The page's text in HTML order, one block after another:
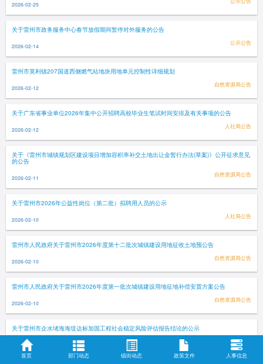
2026-02-25
关于雷州市政务服务中心春节放假期间暂停对外服务的公告
2026-02-14 公示公告
雷州市英利镇207国道西侧燃气站地块用地单元控制性详细规划
2026-02-12 自然资源局公告
关于广东省事业单位2026年集中公开招聘高校毕业生笔试时间安排及有关事项的公告
2026-02-12 人社局公告
关于《雷州市城镇规划区建设项目增加容积率补交土地出让金暂行办法(草案)》公开征求意见
的公告
2026-02-11 自然资源局公告
关于雷州市2026年公益性岗位（第二批）拟聘用人员的公示
2026-02-10 人社局公告
雷州市人民政府关于雷州市2026年度第十二批次城镇建设用地征收土地预公告
2026-02-10 自然资源局公告
雷州市人民政府关于雷州市2026年度第一批次城镇建设用地征地补偿安置方案公告
2026-02-10 自然资源局公告
关于雷州市企水堵海海堤达标加固工程社会稳定风险评估报告结论的公示
2026-02-10
公示公告
首页
部门动态 镇街动态 政策文件 人事信息